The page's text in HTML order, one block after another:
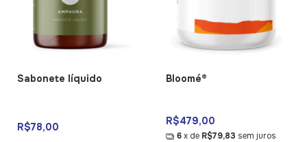
Sabonete líquido
R$78,00
Bloomé®
R$479,00
6 x de R$79,83 sem juros